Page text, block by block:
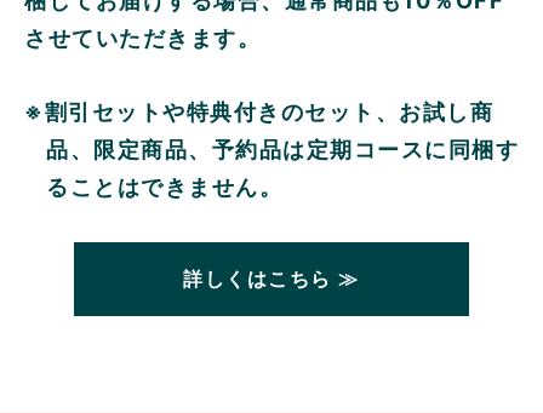
させていただきます。
※割引セットや特典付きのセット、お試し商
品、限定商品、予約品は定期コースに同梱す
ることはできません。
詳しくはこちら ≫